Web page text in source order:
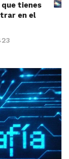
que tienes
en el